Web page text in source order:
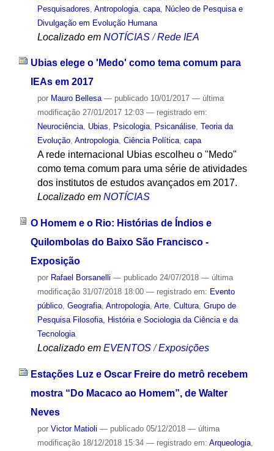
Pesquisadores Antropologia, capa, Núcleo de Pesquisa e
Divulgação em Evolução Humana
Localizado em NOTÍCIAS /Rede IEA
Ubias elege o 'Medo' como tema comum para
IEAs em 2017
por Mauro Bellesa — publicado10/01/2017 — última
modificação27/01/2017 12:03 — registrado em:
Neurociência, Ubias, Psicologia, Psicanálise, Teoria da
Evolução, Antropologia, Ciência Política, capa
A rede internacional Ubias escolheu o "Medo"
como tema comum para uma série de atividades
dos institutos de estudos avançados em 2017.
Localizado em NOTÍCIAS
O Homem e o Rio: Histórias de Índios e
Quilombolas do Baixo São Francisco -
Exposição
por Rafael Borsanelli — publicado24/07/2018 — última
modificação31/07/2018 18:00 — registrado em: Evento
público, Geografia, Antropologia, Arte, Cultura, Grupo de
Pesquisa Filosofia, História e Sociologia da Ciência e da
Tecnologia
Localizado em EVENTOS /Exposições
Estações Luz e Oscar Freire do metrô recebem
mostra “Do Macaco ao Homem”, de Walter
Neves
por Victor Matioli — publicado05/12/2018 — última
modificação18/12/2018 15:34 — registrado em: Arqueologia,